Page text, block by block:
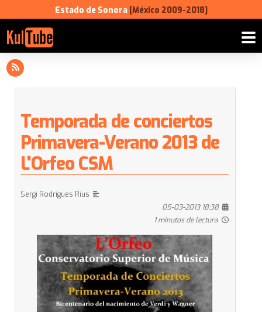
Estado de Sonora [México 2009-2018]
Temporada de conciertos
Primavera-Verano 2013 de
L'Orfeo CSM
Sergi Rodrigues Rius
05-03-2013 18:38
1 minutos de lectura